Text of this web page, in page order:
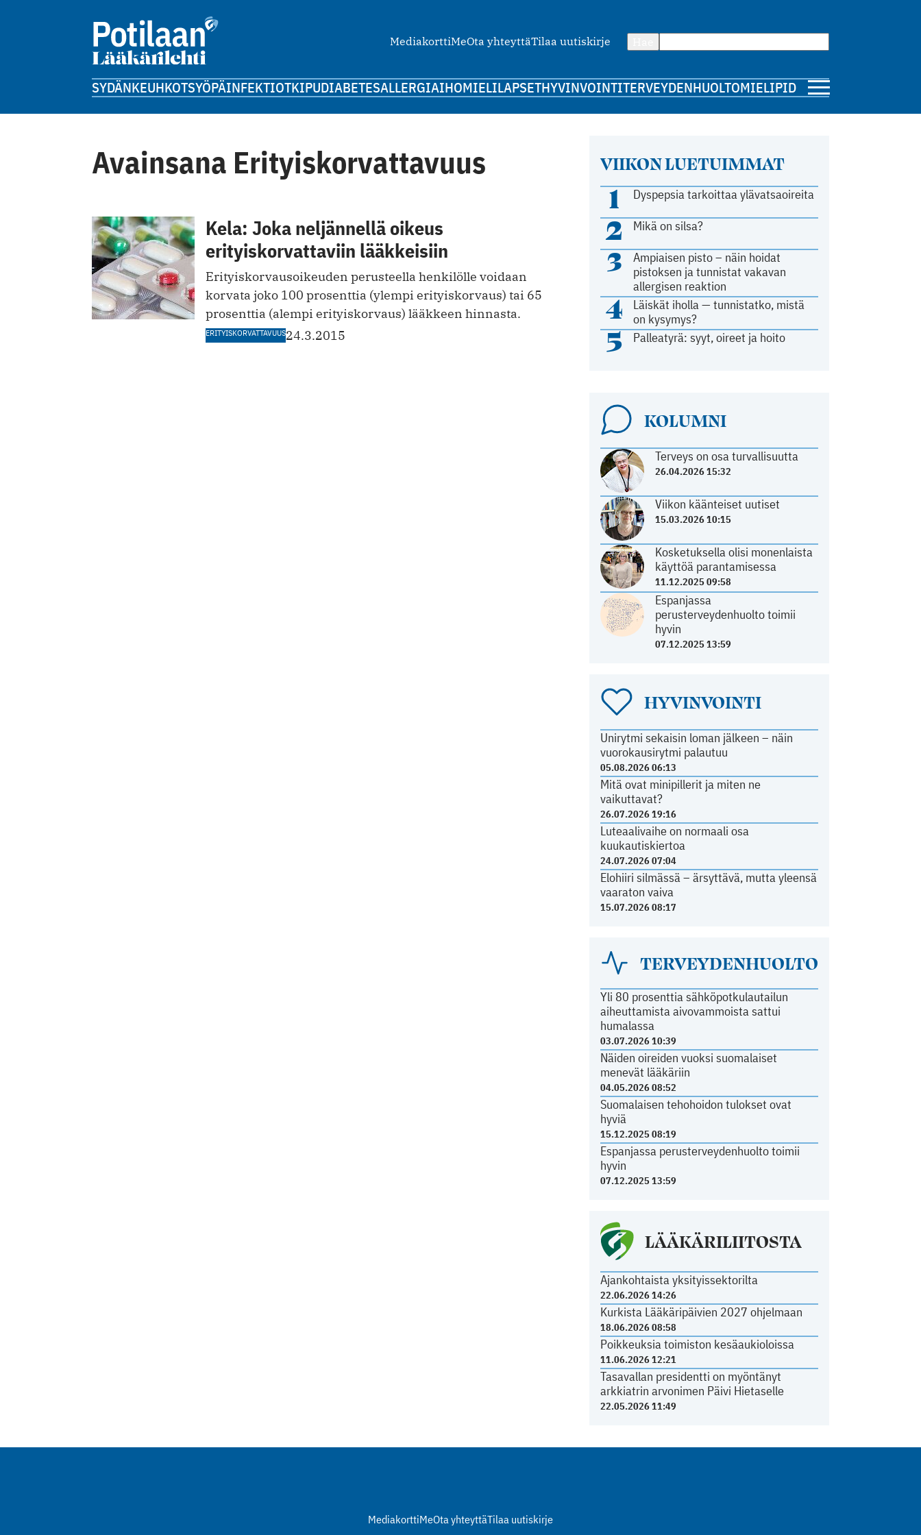
MediakorttiMeOta yhteyttäTilaa uutiskirje
SYDÄNKEUHKOTSYÖPÄINFEKTIOTKIPUDIABETESALLERGIAIHOMIELILAPSETHYVINVOINTITERVEYDENHUOLTOMIELIPIDE
Avainsana Erityiskorvattavuus
Kela: Joka neljännellä oikeus
erityiskorvattaviin lääkkeisiin
Erityiskorvausoikeuden perusteella henkilölle voidaan
korvata joko 100 prosenttia (ylempi erityiskorvaus) tai 65
prosenttia (alempi erityiskorvaus) lääkkeen hinnasta.
ERITYISKORVATTAVUUS24.3.2015
VIIKON LUETUIMMAT
1 Dyspepsia tarkoittaa ylävatsaoireita
2 Mikä on silsa?
3
Ampiaisen pisto – näin hoidat
pistoksen ja tunnistat vakavan
allergisen reaktion
4
Läiskät iholla — tunnistatko, mistä
on kysymys?
5 Palleatyrä: syyt, oireet ja hoito
KOLUMNI
Terveys on osa turvallisuutta
26.04.2026 15:32
Viikon käänteiset uutiset
15.03.2026 10:15
Kosketuksella olisi monenlaista
käyttöä parantamisessa
11.12.2025 09:58
Espanjassa
perusterveydenhuolto toimii
hyvin
07.12.2025 13:59
HYVINVOINTI
Unirytmi sekaisin loman jälkeen – näin
vuorokausirytmi palautuu
05.08.2026 06:13
Mitä ovat minipillerit ja miten ne
vaikuttavat?
26.07.2026 19:16
Luteaalivaihe on normaali osa
kuukautiskiertoa
24.07.2026 07:04
Elohiiri silmässä – ärsyttävä, mutta yleensä
vaaraton vaiva
15.07.2026 08:17
TERVEYDENHUOLTO
Yli 80 prosenttia sähköpotkulautailun
aiheuttamista aivovammoista sattui
humalassa
03.07.2026 10:39
Näiden oireiden vuoksi suomalaiset
menevät lääkäriin
04.05.2026 08:52
Suomalaisen tehohoidon tulokset ovat
hyviä
15.12.2025 08:19
Espanjassa perusterveydenhuolto toimii
hyvin
07.12.2025 13:59
LÄÄKÄRILIITOSTA
Ajankohtaista yksityissektorilta
22.06.2026 14:26
Kurkista Lääkäripäivien 2027 ohjelmaan
18.06.2026 08:58
Poikkeuksia toimiston kesäaukioloissa
11.06.2026 12:21
Tasavallan presidentti on myöntänyt
arkkiatrin arvonimen Päivi Hietaselle
22.05.2026 11:49
MediakorttiMeOta yhteyttäTilaa uutiskirje